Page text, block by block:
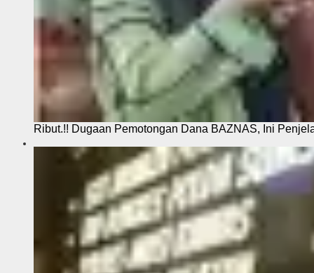
Ribut.!! Dugaan Pemotongan Dana BAZNAS, Ini